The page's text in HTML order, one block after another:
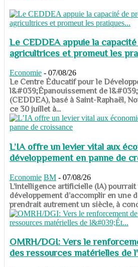
Le CEDDEA appuie la
agricultrices et promeut les
Economie - 07/08/26
​​​​​​​Le Centre Éducatif pour le
l&#039;Épanouissement de
(CEDDEA), basé à Saint-Raphaël,
ce 30 juillet à...
L’IA offre un levier vital aux
développement en panne de
Economie BM - 07/08/26
​​​​​​​L’intelligence artificielle (IA)
développement d’accomplir en une
prendrait autrement un siècle, à
OMRH/DGI: Vers le
des ressources matérielles de